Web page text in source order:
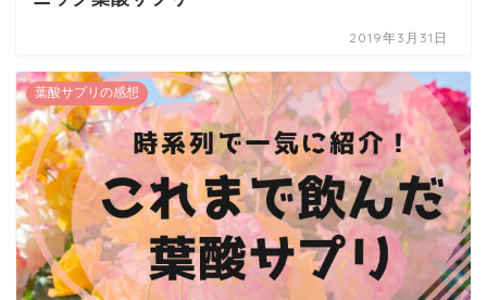
2019年3月31日
葉酸サプリの感想